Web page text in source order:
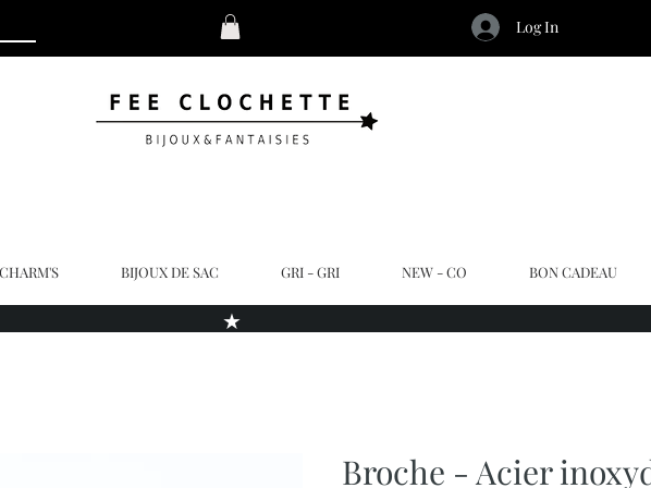
Log In
BIJOUX DE SAC GRI - GRI NEW - CO BON CADEAU
Broche - Acier
★